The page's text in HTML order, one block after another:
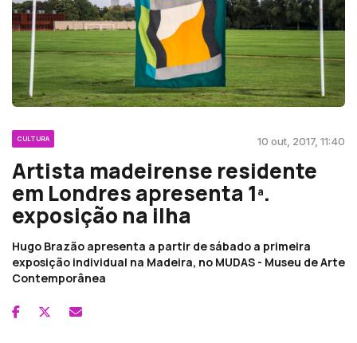
CULTURA 10 out, 2017, 11:40
Artista madeirense residente
em Londres apresenta 1ª.
exposição na ilha
Hugo Brazão apresenta a partir de sábado a primeira
exposição individual na Madeira, no MUDAS - Museu de Arte
Contemporânea